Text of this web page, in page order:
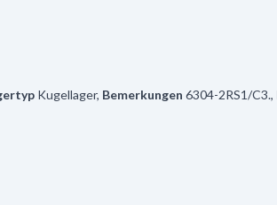
Kugellager, Bemerkungen 6304-2RS1/C3.,